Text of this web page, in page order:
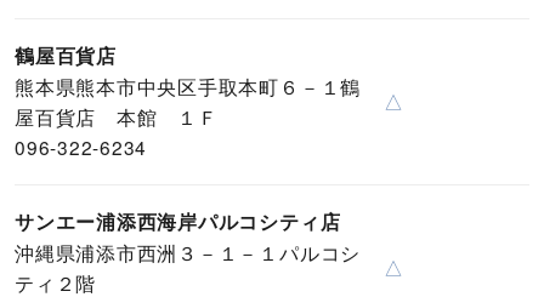
鶴屋百貨店
熊本県熊本市中央区手取本町６－１鶴
屋百貨店 本館 １Ｆ
096-322-6234
△
サンエー浦添西海岸パルコシティ店
沖縄県浦添市西洲３－１－１パルコシ
ティ２階
△